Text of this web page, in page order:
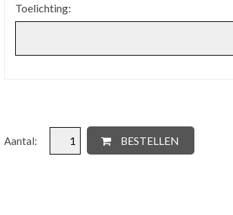
Toelichting:
Aantal: BESTELLEN